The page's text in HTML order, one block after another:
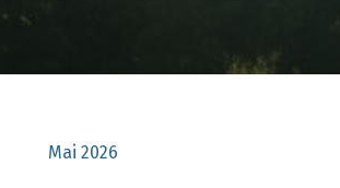
Mai 2026